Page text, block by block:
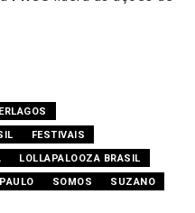
FESTIVAIS
LOLLAPALOOZA BRASIL
SOMOS
SUZANO